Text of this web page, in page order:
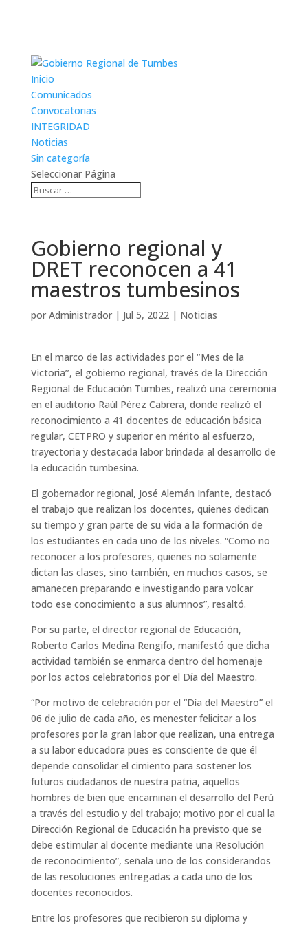
Inicio
Comunicados
Convocatorias
INTEGRIDAD
Noticias
Sin categoría
Seleccionar Página
Gobierno regional y
DRET reconocen a 41
maestros tumbesinos
por Administrador| Jul 5, 2022| Noticias
En el marco de las actividades por el ‘’Mes de la
Victoria’’, el gobierno regional, través de la Dirección
Regional de Educación Tumbes, realizó una ceremonia
en el auditorio Raúl Pérez Cabrera, donde realizó el
reconocimiento a 41 docentes de educación básica
regular, CETPRO y superior en mérito al esfuerzo,
trayectoria y destacada labor brindada al desarrollo de
la educación tumbesina.
El gobernador regional, José Alemán Infante, destacó
el trabajo que realizan los docentes, quienes dedican
su tiempo y gran parte de su vida a la formación de
los estudiantes en cada uno de los niveles. “Como no
reconocer a los profesores, quienes no solamente
dictan las clases, sino también, en muchos casos, se
amanecen preparando e investigando para volcar
todo ese conocimiento a sus alumnos”, resaltó.
Por su parte, el director regional de Educación,
Roberto Carlos Medina Rengifo, manifestó que dicha
actividad también se enmarca dentro del homenaje
por los actos celebratorios por el Día del Maestro.
“Por motivo de celebración por el “Día del Maestro” el
06 de julio de cada año, es menester felicitar a los
profesores por la gran labor que realizan, una entrega
a su labor educadora pues es consciente de que él
depende consolidar el cimiento para sostener los
futuros ciudadanos de nuestra patria, aquellos
hombres de bien que encaminan el desarrollo del Perú
a través del estudio y del trabajo; motivo por el cual la
Dirección Regional de Educación ha previsto que se
debe estimular al docente mediante una Resolución
de reconocimiento”, señala uno de los considerandos
de las resoluciones entregadas a cada uno de los
docentes reconocidos.
Entre los profesores que recibieron su diploma y